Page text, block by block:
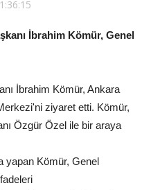
İbrahim Kömür, Genel
İbrahim Kömür, Ankara
ziyaret etti. Kömür,
Özgür Özel ile bir araya
yapan Kömür, Genel